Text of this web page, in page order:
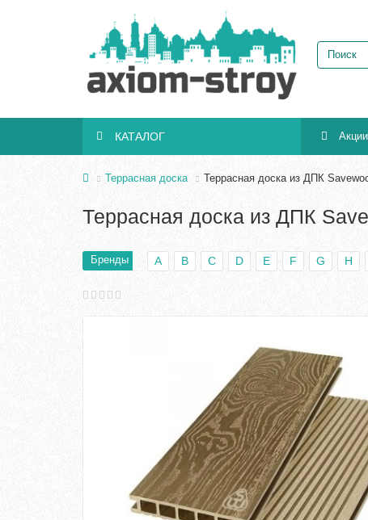
КАТАЛОГ Акции
Террасная доска Террасная доска из ДПК
Террасная доска из ДПК
Бренды A B C D E F G H